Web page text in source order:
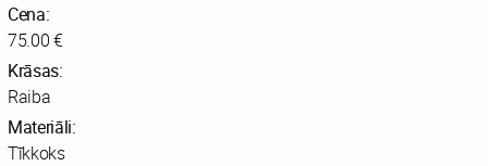
Cena:
75.00 €
Krāsas:
Raiba
Materiāli:
Tīkkoks